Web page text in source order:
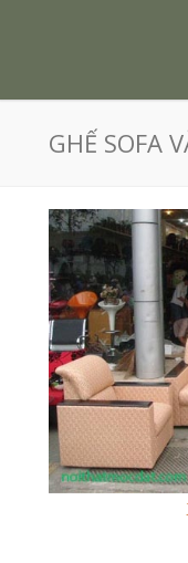
GHẾ SOFA